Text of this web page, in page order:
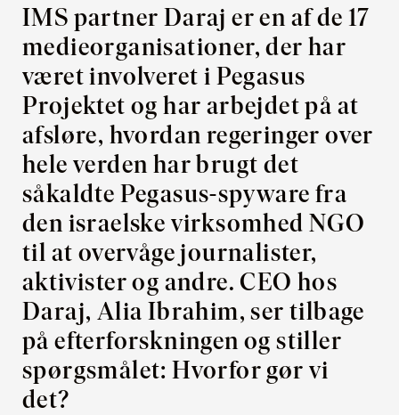
IMS partner Daraj er en af de 17
medieorganisationer, der har
været involveret i Pegasus
Projektet og har arbejdet på at
afsløre, hvordan regeringer over
hele verden har brugt det
såkaldte Pegasus-spyware fra
den israelske virksomhed NGO
til at overvåge journalister,
aktivister og andre. CEO hos
Daraj, Alia Ibrahim, ser tilbage
på efterforskningen og stiller
spørgsmålet: Hvorfor gør vi
det?